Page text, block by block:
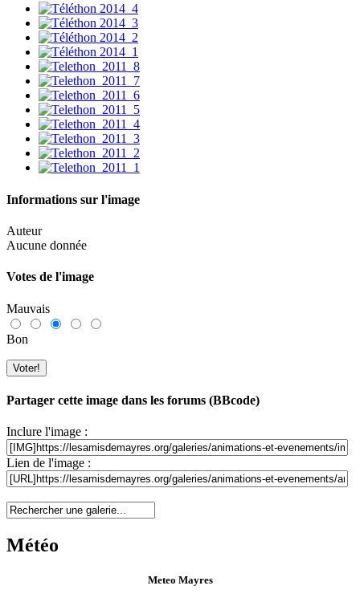
Informations sur l'image
Auteur
Aucune donnée
Votes de l'image
Mauvais
Bon
Partager cette image dans les forums (BBcode)
Inclure l'image :
Lien de l'image :
Météo
Meteo Mayres